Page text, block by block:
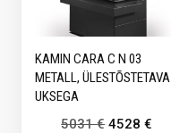
KAMIN CARA C N 03
METALL, ÜLESTÕSTETAVA
UKSEGA
5031€ 4528€